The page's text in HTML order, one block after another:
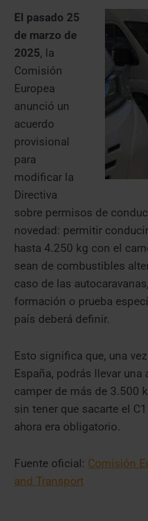
El pasado 25
de marzo de
2025, la
Comisión
Europea
anunció un
acuerdo
provisional
para
modificar la
Directiva
sobre permisos de
novedad: permitir
hasta 4.250 kg con el
sean de combustibles
caso de las
formación o prueba
país deberá definir.
Esto significa que, una
España, podrás llevar una
camper de más de 3.500
sin tener que sacarte el
ahora era obligatorio.
Fuente oficial: Comisión
and Transport